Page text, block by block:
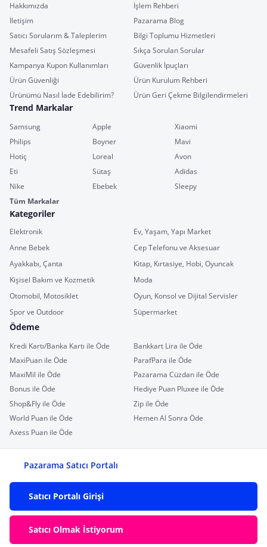
Hakkımızda
İşlem Rehberi
İletişim
Pazarama Blog
Satıcı Sorularım & Taleplerim
Bilgi Toplumu Hizmetleri
Mesafeli Satış Sözleşmesi
Sıkça Sorulan Sorular
Kampanya Kupon Kullanımları
Güvenlik İpuçları
Ürün Güvenliği
Ürün Kurulum Rehberi
Ürünümü Nasıl İade Edebilirim?
Ürün Geri Çekme Bilgilendirmeleri
Trend Markalar
Samsung Apple
Xiaomi
Philips
Boyner
Mavi
Hotiç
Loreal
Avon
Eti
Sütaş
Adidas
Nike
Ebebek
Sleepy
Tüm Markalar
Kategoriler
Elektronik
Ev, Yaşam, Yapı Market
Anne Bebek
Cep Telefonu ve Aksesuar
Ayakkabı, Çanta
Kitap, Kırtasiye, Hobi, Oyuncak
Kişisel Bakım ve Kozmetik
Moda
Otomobil, Motosiklet
Oyun, Konsol ve Dijital Servisler
Spor ve Outdoor
Süpermarket
Ödeme
Kredi Kartı/Banka Kartı ile Öde
Bankkart Lira ile Öde
MaxiPuan ile Öde
ParafPara ile Öde
MaxiMil ile Öde
Pazarama Cüzdan ile Öde
Bonus ile Öde
Hediye Puan Pluxee ile Öde
Shop&Fly ile Öde
Zip ile Öde
World Puan ile Öde
Hemen Al Sonra Öde
Axess Puan ile Öde
Pazarama Satıcı Portalı
Satıcı Portalı Girişi
Satıcı Olmak İstiyorum